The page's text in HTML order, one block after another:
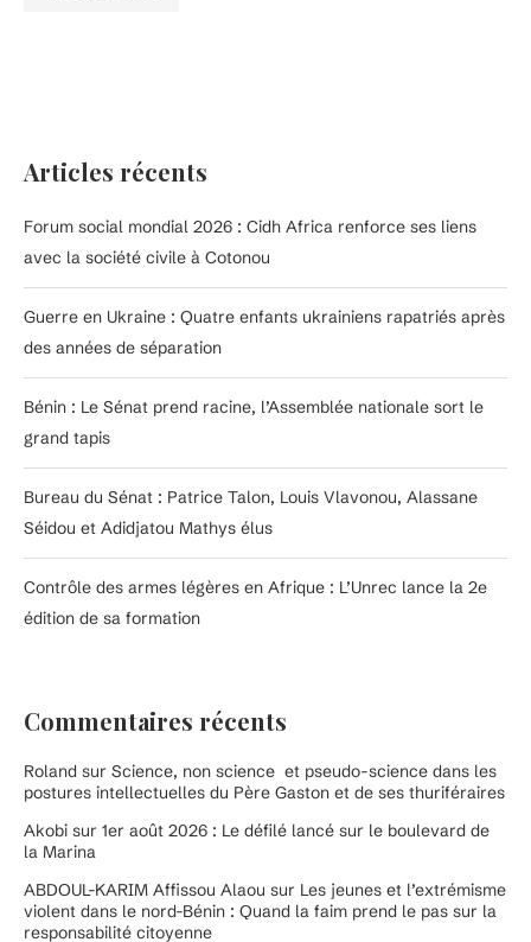
Articles récents
Forum social mondial 2026 : Cidh Africa renforce ses liens
avec la société civile à Cotonou
Guerre en Ukraine : Quatre enfants ukrainiens rapatriés après
des années de séparation
Bénin : Le Sénat prend racine, l’Assemblée nationale sort le
grand tapis
Bureau du Sénat : Patrice Talon, Louis Vlavonou, Alassane
Séidou et Adidjatou Mathys élus
Contrôle des armes légères en Afrique : L’Unrec lance la 2e
édition de sa formation
Commentaires récents
Roland sur Science, non science et pseudo-science dans les
postures intellectuelles du Père Gaston et de ses thuriféraires
Akobi sur 1er août 2026 : Le défilé lancé sur le boulevard de
la Marina
ABDOUL-KARIM Affissou Alaou sur Les jeunes et l’extrémisme
violent dans le nord-Bénin : Quand la faim prend le pas sur la
responsabilité citoyenne